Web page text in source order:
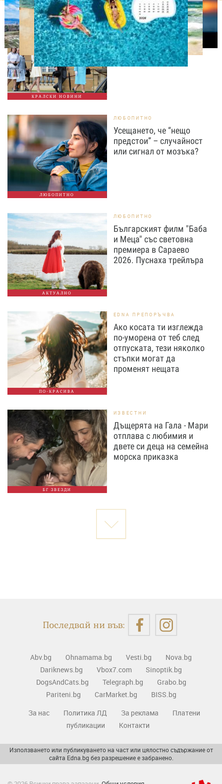
КРАЛСКИ НОВИНИ
СВОБОДНО ВРЕМЕ
Ново бебе в кралското
семейство
ЛЮБОПИТНО
ЛЮБОПИТНО
Усещането, че “нещо
предстои” – случайност
или сигнал от мозъка?
АКТУАЛНО
ЛЮБОПИТНО
Българският филм "Баба
и Меца" със световна
премиера в Сараево
2026. Пуснаха трейлъра
ПО-КРАСИВА
EDNA ПРЕПОРЪЧВА
Ако косата ти изглежда
по-уморена от теб след
отпуската, тези няколко
стъпки могат да
променят нещата
БГ ЗВЕЗДИ
ИЗВЕСТНИ
Дъщерята на Гала - Мари
отплава с любимия и
двете си деца на семейна
морска приказка
Последвай ни във:
Abv.bg Ohnamama.bg Vesti.bg
Nova.bg
Dariknews.bg
Vbox7.com
Sinoptik.bg
DogsAndCats.bg
Telegraph.bg
Grabo.bg
Pariteni.bg
CarMarket.bg
BISS.bg
За нас
Политика ЛД За реклама
Платени
публикации
Контакти
Използването или публикуването на част или цялостно съдържание от
сайта Edna.bg без разрешение е забранено.